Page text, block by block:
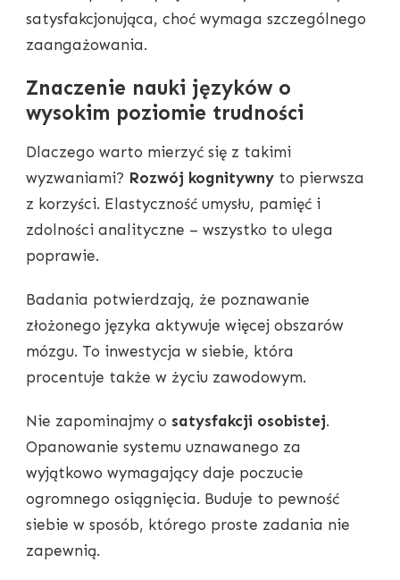
satysfakcjonująca, choć wymaga szczególnego
zaangażowania.
Znaczenie nauki języków o
wysokim poziomie trudności
Dlaczego warto mierzyć się z takimi
wyzwaniami? Rozwój kognitywny to pierwsza
z korzyści. Elastyczność umysłu, pamięć i
zdolności analityczne – wszystko to ulega
poprawie.
Badania potwierdzają, że poznawanie
złożonego języka aktywuje więcej obszarów
mózgu. To inwestycja w siebie, która
procentuje także w życiu zawodowym.
Nie zapominajmy o satysfakcji osobistej.
Opanowanie systemu uznawanego za
wyjątkowo wymagający daje poczucie
ogromnego osiągnięcia. Buduje to pewność
siebie w sposób, którego proste zadania nie
zapewnią.